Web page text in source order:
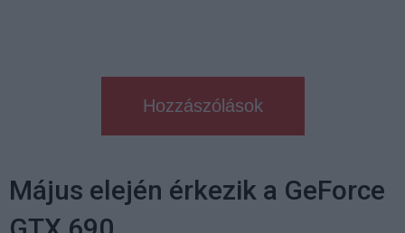
Hozzászólások
Május elején érkezik a GeForce